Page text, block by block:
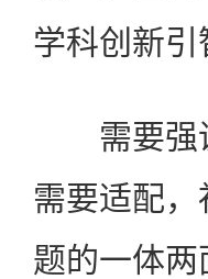
学科创新
需要强调
需要适配
题的一体